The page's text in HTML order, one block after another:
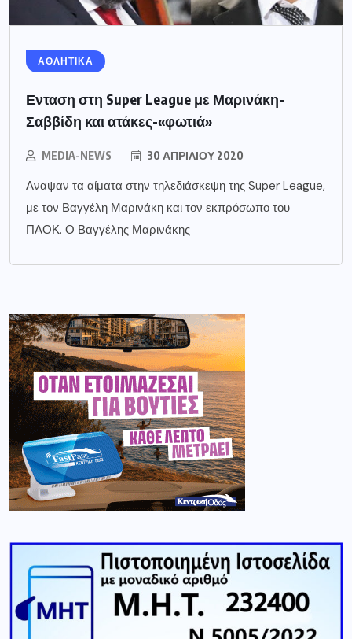
ΑΘΛΗΤΙΚΑ
Ενταση στη Super League με Μαρινάκη-
Σαββίδη και ατάκες-«φωτιά»
MEDIA-NEWS 30 ΑΠΡΙΛΊΟΥ 2020
Αναψαν τα αίματα στην τηλεδιάσκεψη της Super League,
με τον Βαγγέλη Μαρινάκη και τον εκπρόσωπο του
ΠΑΟΚ. Ο Βαγγέλης Μαρινάκης